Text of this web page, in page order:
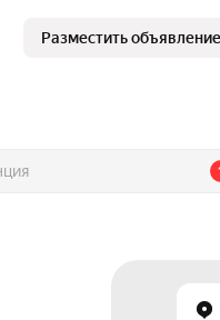
Разместить объявление